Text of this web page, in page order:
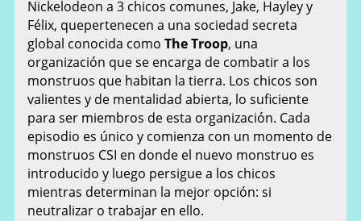
Nickelodeon a 3 chicos comunes, Jake, Hayley y
Félix, quepertenecen a una sociedad secreta
global conocida comoThe Troop, una
organización que se encarga de combatir a los
monstruos que habitan la tierra. Los chicos son
valientes y de mentalidad abierta, lo suficiente
para ser miembros de esta organización. Cada
episodio es único y comienza con un momento de
monstruos CSI en donde el nuevo monstruo es
introducido y luego persigue a los chicos
mientras determinan la mejor opción: si
neutralizar o trabajar en ello.